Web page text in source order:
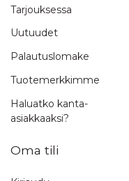
Tarjouksessa
Uutuudet
Palautuslomake
Tuotemerkkimme
Haluatko kanta-
asiakkaaksi?
Oma tili